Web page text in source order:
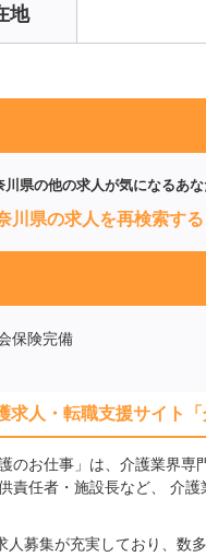
地
川県の他の求人が気になるあ
川県の求人を再検索する
保険完備
求人・転職支援サイト
護のお仕事」は、介護業界
責任者・施設長など、 介
募集が充実しており、数